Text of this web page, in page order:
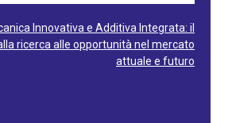
Innovativa e Additiva Integrata: il
ricerca alle opportunità nel mercato
attuale e futuro